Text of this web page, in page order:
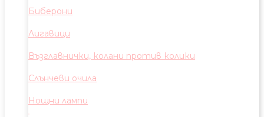
Биберони
Лигавици
Възглавнички, колани против колики
Слънчеви очила
Нощни лампи